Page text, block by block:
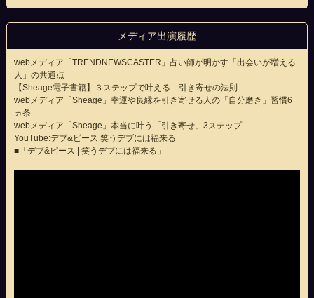
メディア出演履歴
webメディア「TRENDNEWSCASTER」占い師が明かす「出会いが増える
人」の共通点
【Sheage電子書籍】３ステップで叶える 引き寄せの法則
webメディア「Sheage」幸運や良縁を引き寄せる人の「自分磨き」習慣6
ヵ条
webメディア「Sheage」本当に叶う「引き寄せ」3ステップ
YouTube:デブ&ピース 笑うデブには福来る
■「デブ&ピース | 笑うデブには福来る」